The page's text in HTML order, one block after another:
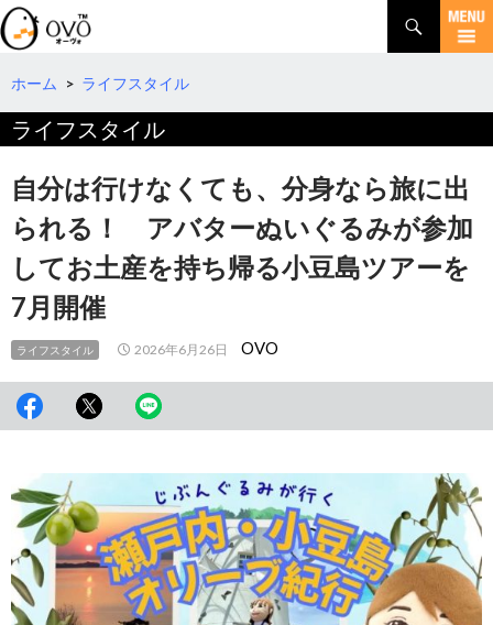
検
索
コ
テ
ツ
へ
ホーム > ライフスタイル
ライフスタイル
自分は行けなくても、分身なら旅に出
られる！ アバターぬいぐるみが参加
してお土産を持ち帰る小豆島ツアーを
7月開催
ライフスタイル 2026年6月26日 OVO